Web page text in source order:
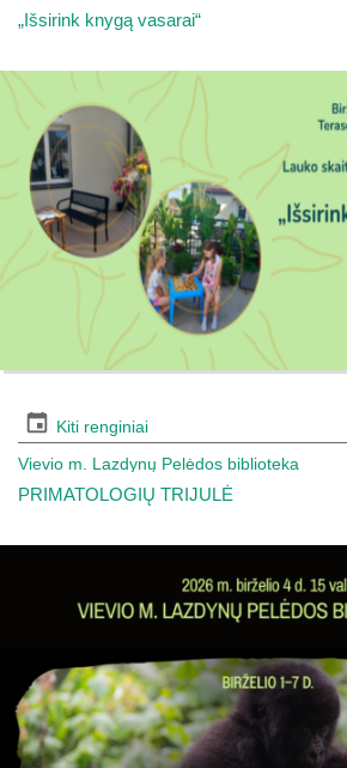
„Išsirink knygą vasarai“
Kiti renginiai
Vievio m. Lazdynų Pelėdos biblioteka
PRIMATOLOGIŲ TRIJULĖ